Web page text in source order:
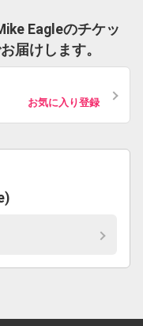
Eagleのチケッ
届けします。
お気に入り登録